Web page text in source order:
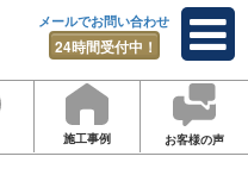
メールでお問い合わせ
24時間受付中！
施工事例 お客様の声